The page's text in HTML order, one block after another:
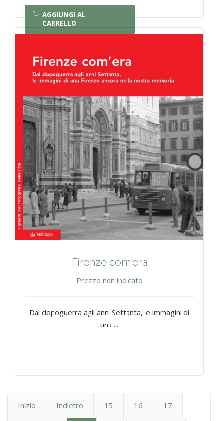
AGGIUNGI AL
CARRELLO
Firenze com'era
Prezzo non indicato
Dal dopoguerra agli anni Settanta, le immagini di
una ...
Inizio Indietro 15 16 17